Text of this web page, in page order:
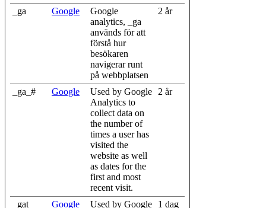
_ga Google
Google
analytics, _ga
används för att
förstå hur
besökaren
navigerar runt
på webbplatsen
2 år
_ga_# Google
Used by Google
Analytics to
collect data on
the number of
times a user has
visited the
website as well
as dates for the
first and most
recent visit.
2 år
_gat Google
Used by Google
1 dag